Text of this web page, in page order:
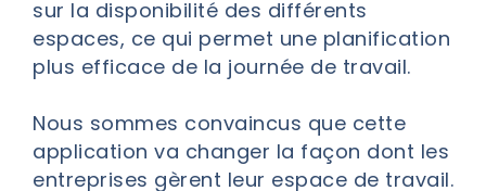
sur la disponibilité des différents
espaces, ce qui permet une planification
plus efficace de la journée de travail.
Nous sommes convaincus que cette
application va changer la façon dont les
entreprises gèrent leur espace de travail.